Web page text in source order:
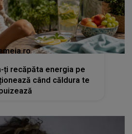
ți recăpăta energia pe
când căldura te